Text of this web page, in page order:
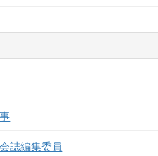
誌編集委員